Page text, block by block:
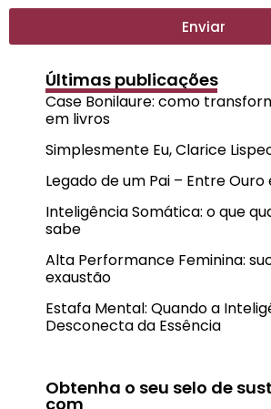
Enviar
Últimas publicações
Case Bonilaure: como
em livros
Simplesmente Eu, Clarice
Legado de um Pai – Entre Ouro
Inteligência Somática: o que
sabe
Alta Performance Feminina:
exaustão
Estafa Mental: Quando a
Desconecta da Essência
Obtenha o seu selo de
com